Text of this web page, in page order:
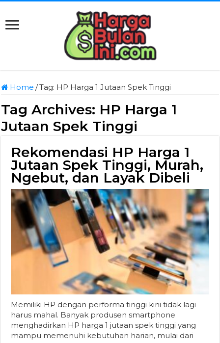
Home /Tag: HP Harga 1 Jutaan Spek Tinggi
Tag Archives: HP Harga 1
Jutaan Spek Tinggi
Rekomendasi HP Harga 1
Jutaan Spek Tinggi, Murah,
Ngebut, dan Layak Dibeli
Memiliki HP dengan performa tinggi kini tidak lagi
harus mahal. Banyak produsen smartphone
menghadirkan HP harga 1 jutaan spek tinggi yang
mampu memenuhi kebutuhan harian, mulai dari